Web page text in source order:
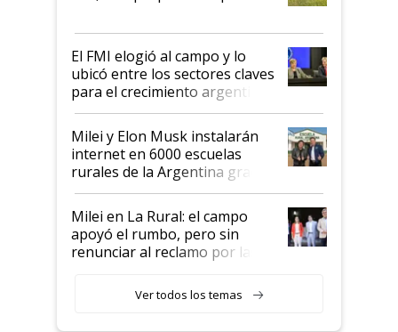
de Milei
El FMI elogió al campo y lo
ubicó entre los sectores claves
para el crecimiento argentino
Milei y Elon Musk instalarán
internet en 6000 escuelas
rurales de la Argentina gracias
a un acuerdo con Starlink
Milei en La Rural: el campo
apoyó el rumbo, pero sin
renunciar al reclamo por las
Ver todos los temas